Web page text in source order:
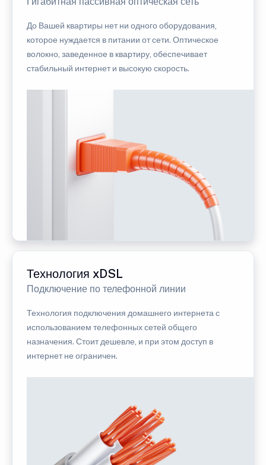
До Вашей квартиры нет ни одного оборудования,
которое нуждается в питании от сети. Оптическое
волокно, заведенное в квартиру, обеспечивает
стабильный интернет и высокую скорость.
Технология xDSL
Подключение по телефонной линии
Технология подключения домашнего интернета с
использованием телефонных сетей общего
назначения. Стоит дешевле, и при этом доступ в
интернет не ограничен.